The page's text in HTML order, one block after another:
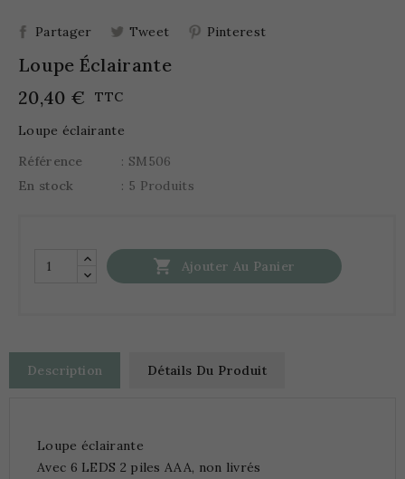
Partager Tweet Pinterest
Loupe Éclairante
20,40 €
TTC
Loupe éclairante
Référence
: SM506
En stock
: 5 Produits
 Ajouter Au Panier
Description Détails Du Produit
Loupe éclairante
Avec 6 LEDS 2 piles AAA, non livrés